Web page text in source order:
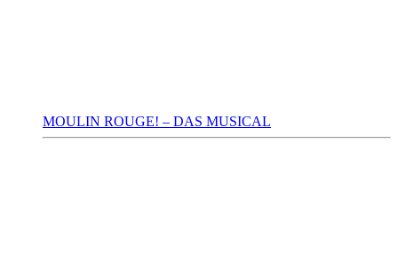
MOULIN ROUGE! – DAS MUSICAL